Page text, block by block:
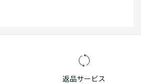
返品サービス